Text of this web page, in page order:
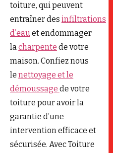
toiture, qui peuvent
entraîner des infiltrations
d’eauet endommager
lacharpente de votre
maison. Confiez nous
le nettoyage et le
démoussage de votre
toiture pour avoir la
garantie d’une
intervention efficace et
sécurisée. Avec Toiture